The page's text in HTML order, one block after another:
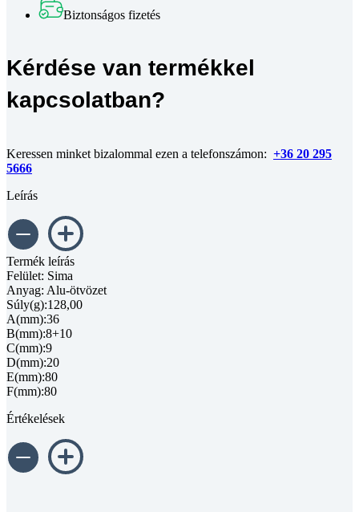
Biztonságos fizetés
Kérdése van termékkel
kapcsolatban?
Keressen minket bizalommal ezen a telefonszámon: +36 20 295
5666
Leírás
Termék leírás
Felület: Sima
Anyag: Alu-ötvözet
Súly(g):128,00
A(mm):36
B(mm):8+10
C(mm):9
D(mm):20
E(mm):80
F(mm):80
Értékelések